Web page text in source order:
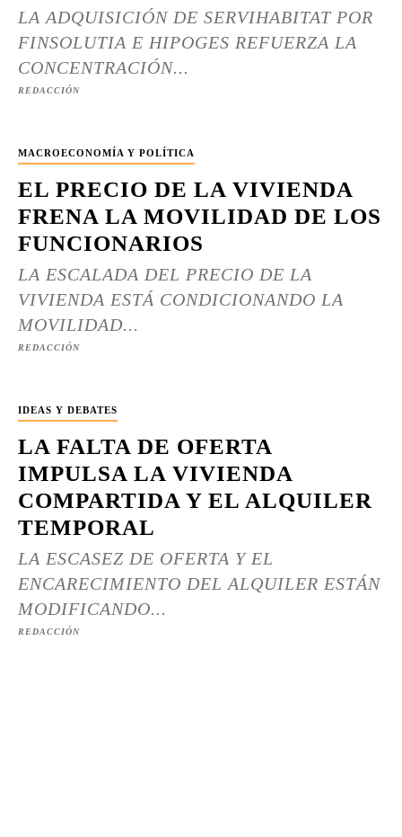
LA ADQUISICIÓN DE SERVIHABITAT POR
FINSOLUTIA E HIPOGES REFUERZA LA
CONCENTRACIÓN...
REDACCIÓN
MACROECONOMÍA Y POLÍTICA
EL PRECIO DE LA VIVIENDA
FRENA LA MOVILIDAD DE LOS
FUNCIONARIOS
LA ESCALADA DEL PRECIO DE LA
VIVIENDA ESTÁ CONDICIONANDO LA
MOVILIDAD...
REDACCIÓN
IDEAS Y DEBATES
LA FALTA DE OFERTA
IMPULSA LA VIVIENDA
COMPARTIDA Y EL ALQUILER
TEMPORAL
LA ESCASEZ DE OFERTA Y EL
ENCARECIMIENTO DEL ALQUILER ESTÁN
MODIFICANDO...
REDACCIÓN